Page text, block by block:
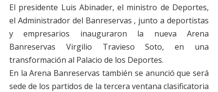
El presidente Luis Abinader, el ministro de Deportes,
el Administrador del Banreservas , junto a deportistas
y empresarios inauguraron la nueva Arena
Banreservas Virgilio Travieso Soto, en una
transformación al Palacio de los Deportes.
En la Arena Banreservas también se anunció que será
sede de los partidos de la tercera ventana clasificatoria